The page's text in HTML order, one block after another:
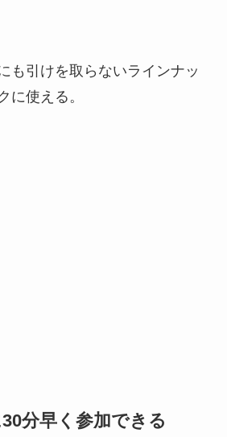
も引けを取らないラインナッ
に使える。
分早く参加できる